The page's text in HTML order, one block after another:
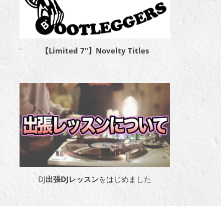
【Limited 7″】Novelty Titles
DJ出張DJレッスンをはじめました